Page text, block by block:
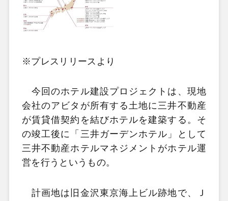
※プレスリリースより
今回のホテル建設プロジェクトは、現地
会社のアビタが所有する土地に三井不動産
が賃貸借契約を結びホテルを建築する。そ
の竣工後に「三井ガーデンホテル」として
三井不動産ホテルマネジメントがホテル運
営を行うというもの。
計画地は旧金沢東京海上ビル跡地で、Ｊ